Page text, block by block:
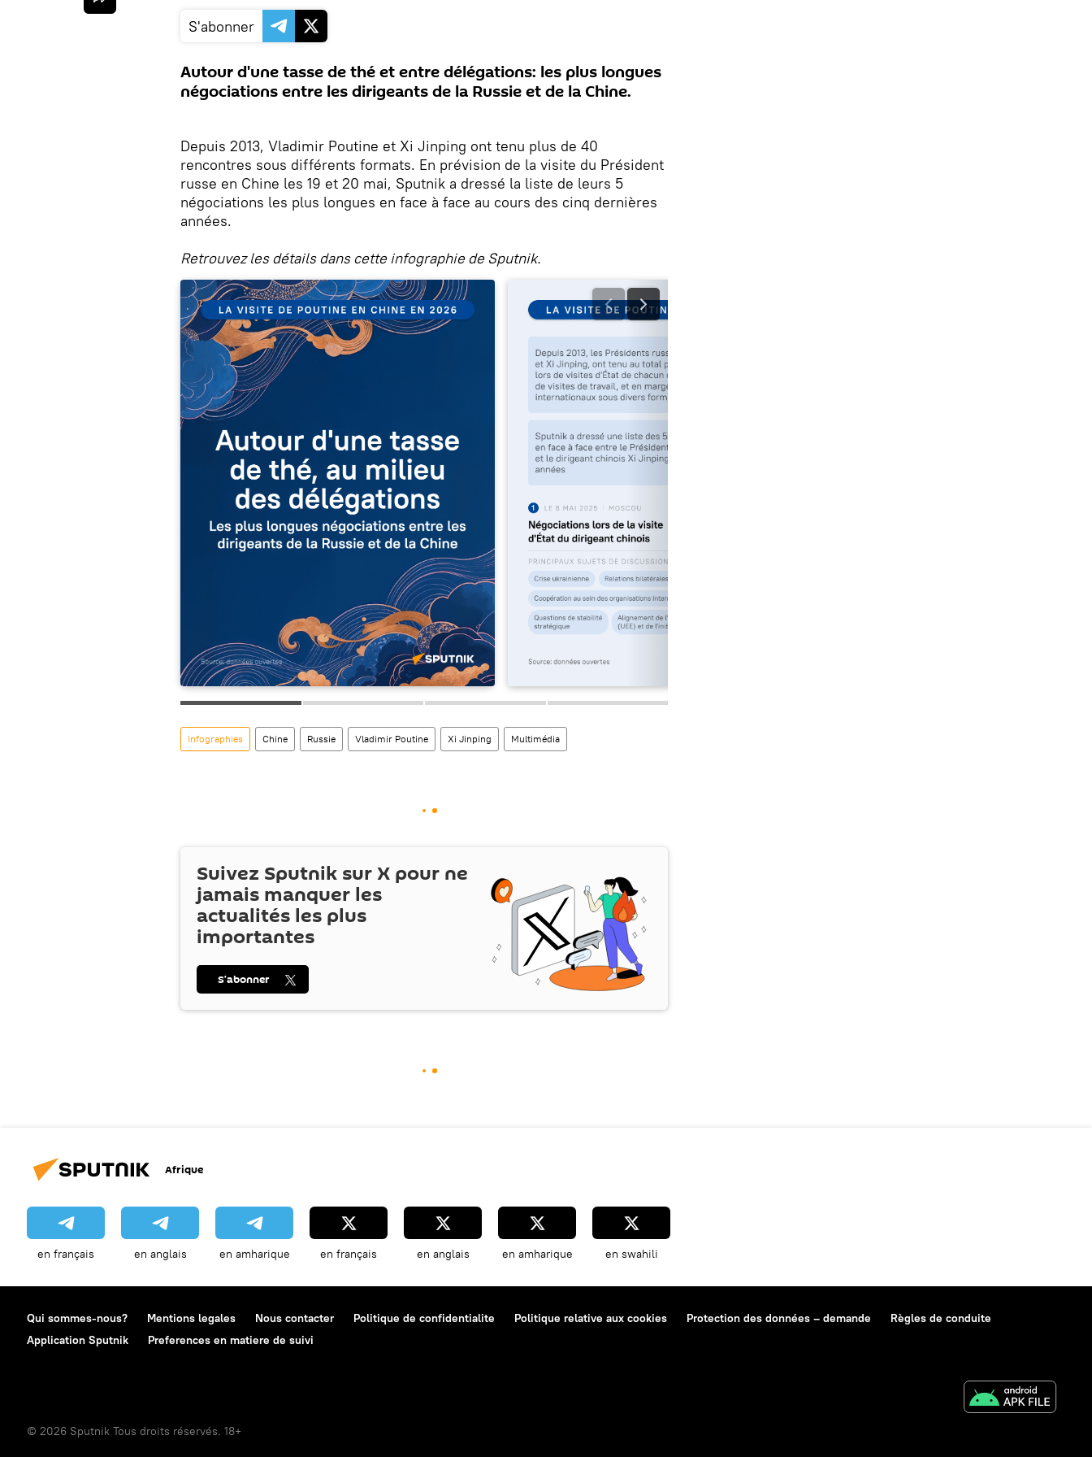
S'abonner
Autour d'une tasse de thé et entre délégations: les plus longues
négociations entre les dirigeants de la Russie et de la Chine.
Depuis 2013, Vladimir Poutine et Xi Jinping ont tenu plus de 40
rencontres sous différents formats. En prévision de la visite du Président
russe en Chine les 19 et 20 mai, Sputnik a dressé la liste de leurs 5
négociations les plus longues en face à face au cours des cinq dernières
années.
Retrouvez les détails dans cette infographie de Sputnik.
Infographies Chine Russie Vladimir Poutine Xi Jinping Multimédia
Suivez Sputnik surX pour ne
jamais manquer les
actualités les plus
importantes
S’abonner
Afrique
en français en anglais en amharique en français en anglais en amharique en swahili
Qui sommes-nous? Mentions legales Nous contacter Politique de confidentialite Politique relative aux cookies Protection des données – demande
Règles de conduite
Application Sputnik
Preferences en matiere de suivi
© 2026 Sputnik Tous droits réservés. 18+